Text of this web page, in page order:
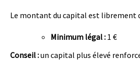
Le montant du capital est librement
Minimum légal : 1 €
Conseil :un capital plus élevé